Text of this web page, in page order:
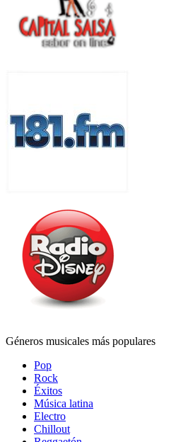
Géneros musicales más populares
Pop
Rock
Éxitos
Música latina
Electro
Chillout